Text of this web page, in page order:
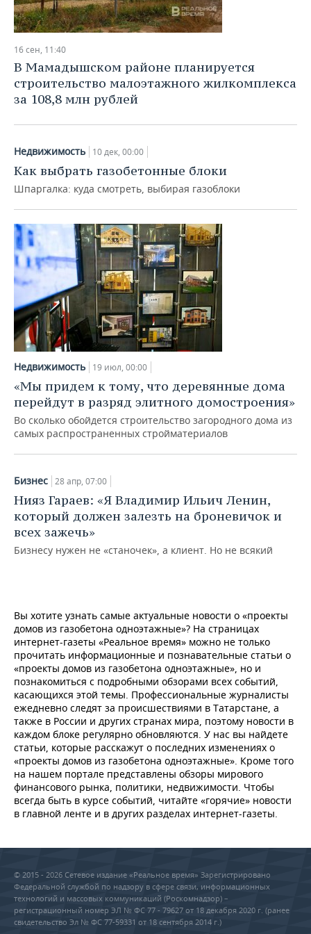
НЕФТЕХИМИЯ
НЕФТЬ
ОПК
ЭНЕРГЕТИКА
РОЗНИЧНАЯ ТОРГОВЛЯ
ТРАНСПОРТ
УСЛУГИ
НОВОСТИ ТЕХНОЛОГИЙ
МЕДИА
ТЕЛЕКОММУНИКАЦИИ
МЕРОПРИЯТИЯ
НОВОСТИ МЕРОПРИЯТИЙ
ВЫЕЗДНАЯ РЕДАКЦИЯ
БИЗНЕС-БРАНЧИ
ONLINE-КОНФЕРЕНЦИИ
ОТКРЫТАЯ ЛЕКЦИЯ
СПОРТ
НОВОСТИ СПОРТА
ФУТБОЛ
ХОККЕЙ
БАСКЕТБОЛ
КИБЕРСПОРТ
ФИГУРНОЕ КАТАНИЕ
ВОДНЫЕ ВИДЫ СПОРТА
ХОККЕЙ С МЯЧОМ
ОБЩЕСТВО
НОВОСТИ ОБЩЕСТВА
ВЛАСТЬ
ИНФРАСТРУКТУРА
КУЛЬТУРА
МЕДИЦИНА
ОБРАЗОВАНИЕ
ПРОИСШЕСТВИЯ
ФОТОГАЛЕРЕЯ
СЮЖЕТЫ
СПРАВОЧНИК
СПИСОК КОМПАНИЙ
16 сен, 11:40
В Мамадышском районе планируется
строительство малоэтажного жилкомплекса
за 108,8 млн рублей
Недвижимость 10 дек, 00:00
Как выбрать газобетонные блоки
Шпаргалка: куда смотреть, выбирая газоблоки
Недвижимость 19 июл, 00:00
«Мы придем к тому, что деревянные дома
перейдут в разряд элитного домостроения»
Во сколько обойдется строительство загородного дома из
самых распространенных стройматериалов
Бизнес 28 апр, 07:00
Нияз Гараев: «Я Владимир Ильич Ленин,
который должен залезть на броневичок и
всех зажечь»
Бизнесу нужен не «станочек», а клиент. Но не всякий
Вы хотите узнать самые актуальные новости о «проекты
домов из газобетона одноэтажные»? На страницах
интернет-газеты «Реальное время» можно не только
прочитать информационные и познавательные статьи о
«проекты домов из газобетона одноэтажные», но и
познакомиться с подробными обзорами всех событий,
касающихся этой темы. Профессиональные журналисты
ежедневно следят за происшествиями в Татарстане, а
также в России и других странах мира, поэтому новости в
каждом блоке регулярно обновляются. У нас вы найдете
статьи, которые расскажут о последних изменениях о
«проекты домов из газобетона одноэтажные». Кроме того
на нашем портале представлены обзоры мирового
финансового рынка, политики, недвижимости. Чтобы
всегда быть в курсе событий, читайте «горячие» новости
в главной ленте и в других разделах интернет-газеты.
© 2015 - 2026 Сетевое издание «Реальное время» Зарегистрировано
Федеральной службой по надзору в сфере связи, информационных
технологий и массовых коммуникаций (Роскомнадзор) –
регистрационный номер ЭЛ № ФС 77 - 79627 от 18 декабря 2020 г. (ранее
свидетельство Эл № ФС 77-59331 от 18 сентября 2014 г.)